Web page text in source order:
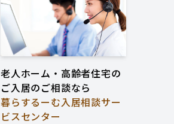
老人ホーム・高齢者住宅の
ご入居のご相談なら
暮らするーむ入居相談サー
ビスセンター